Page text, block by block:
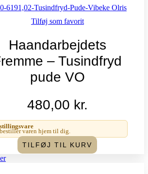
Tilføj som favorit
Haandarbejdets
– Tusindfryd
pude VO
480,00 kr.
varen hjem til dig.
TILFØJ TIL KURV